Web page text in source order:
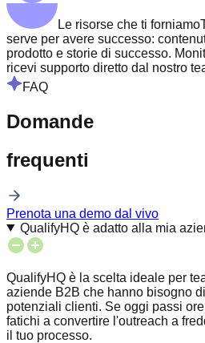
Le risorse che ti forniamo
serve per avere successo:
prodotto e storie di successo.
ricevi supporto diretto dal nostro
FAQ
Domande
frequenti
Prenota una demo dal vivo
QualifyHQ è adatto alla mia
QualifyHQ è la scelta ideale per
aziende B2B che hanno bisogno
potenziali clienti. Se oggi passi
fatichi a convertire l'outreach a
il tuo processo.